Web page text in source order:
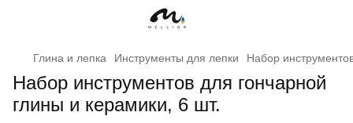
Глина и лепка Инструменты для лепки Набор
Набор инструментов для гончарной
глины и керамики, 6 шт.